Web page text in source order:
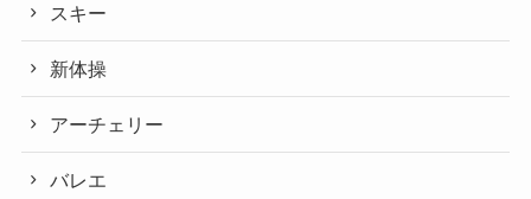
スキー
新体操
アーチェリー
バレエ